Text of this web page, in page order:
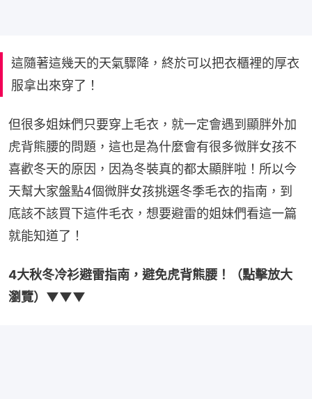
這隨著這幾天的天氣驟降，終於可以把衣櫃裡的厚衣
服拿出來穿了！
但很多姐妹們只要穿上毛衣，就一定會遇到顯胖外加
虎背熊腰的問題，這也是為什麼會有很多微胖女孩不
喜歡冬天的原因，因為冬裝真的都太顯胖啦！所以今
天幫大家盤點4個微胖女孩挑選冬季毛衣的指南，到
底該不該買下這件毛衣，想要避雷的姐妹們看這一篇
就能知道了！
4大秋冬冷衫避雷指南，避免虎背熊腰！（點擊放大
瀏覽）▼▼▼